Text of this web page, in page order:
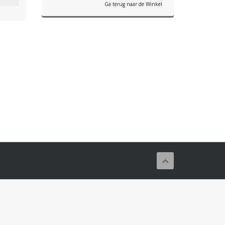
Ga terug naar de Winkel